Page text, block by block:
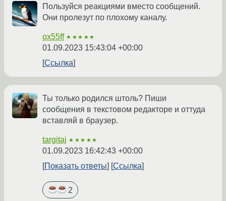
Пользуйся реакциями вместо сообщений.
Они пролезут по плохому каналу.
ox55ff ★★★★★
01.09.2023 15:43:04 +00:00
Ссылка
Ты только родился штоль? Пиши
сообщения в текстовом редакторе и оттуда
вставляй в браузер.
targitaj ★★★★★
01.09.2023 16:42:43 +00:00
Показать ответы
Ссылка
2